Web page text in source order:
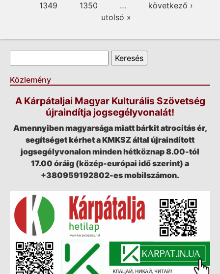
1349
1350 …
következő ›
utolsó »
Keresés űrlap
Közlemény
A Kárpátaljai Magyar Kulturális Szövetség
újraindítja jogsegélyvonalát!
Amennyiben magyarsága miatt bárkit atrocitás ér,
segítséget kérhet a KMKSZ által újraindított
jogsegélyvonalon minden hétköznap 8.00-tól
17.00 óráig (közép-európai idő szerint) a
+380959192802-es mobilszámon.